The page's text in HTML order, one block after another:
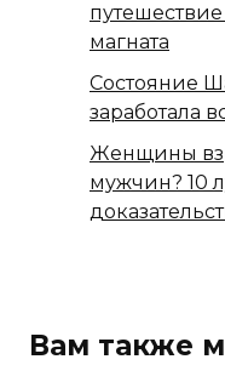
магната
Состояние
заработала
Женщины
мужчин? 10
Вам также